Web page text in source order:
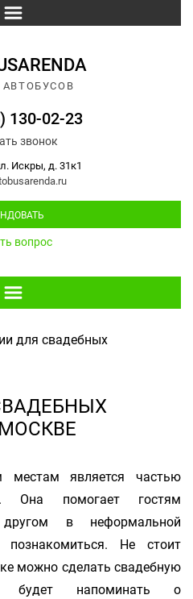
130-02-23
звонок
Искры, д. 31к1
вопрос
для свадебных
местам является частью
Она помогает гостям
в неформальной
Не стоит
можно сделать свадебную
будет напоминать о